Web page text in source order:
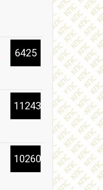
6425
11243
10260